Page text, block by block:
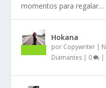
momentos para regalar…
Hokana
por Copywriter |
Diamantes | 0 |